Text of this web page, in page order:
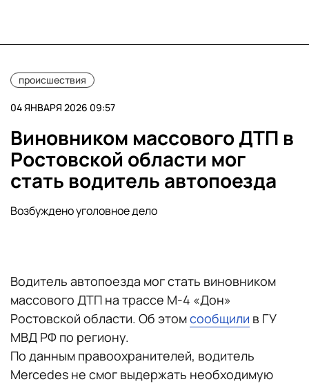
происшествия
04 ЯНВАРЯ 2026 09:57
Виновником массового ДТП в
Ростовской области мог
стать водитель автопоезда
Возбуждено уголовное дело
Водитель автопоезда мог стать виновником
массового ДТП на трассе М-4 «Дон»
Ростовской области. Об этомсообщили в ГУ
МВД РФ по региону.
По данным правоохранителей, водитель
Mercedes не смог выдержать необходимую